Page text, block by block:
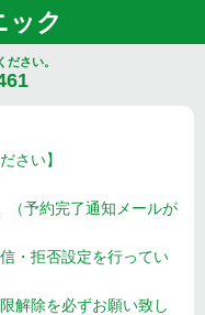
ック
ださい。
さい】
（予約完了通知メールが
拒否設定を行ってい
除を必ずお願い致し